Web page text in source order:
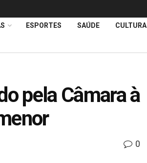
ESPORTES SAÚDE CULTURA
pela Câmara à
0